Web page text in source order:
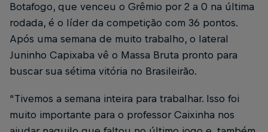
Botafogo, que venceu o Grêmio por 2 a 0 na última
rodada, é o líder da competição com 36 pontos.
Após uma semana de muito trabalho, o lateral
Juninho Capixaba vê o Massa Bruta pronto para
buscar sua sétima vitória no Brasileirão.
“Tivemos a semana inteira para trabalhar. Isso foi
muito importante para o professor Caixinha nos